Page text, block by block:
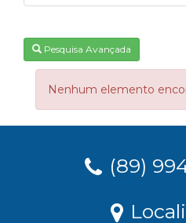
Pesquisa Avançada
Nenhum elemento
(89)